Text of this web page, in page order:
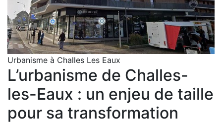
Urbanisme à Challes Les Eaux
L’urbanisme de Challes-
les-Eaux : un enjeu de taille
pour sa transformation